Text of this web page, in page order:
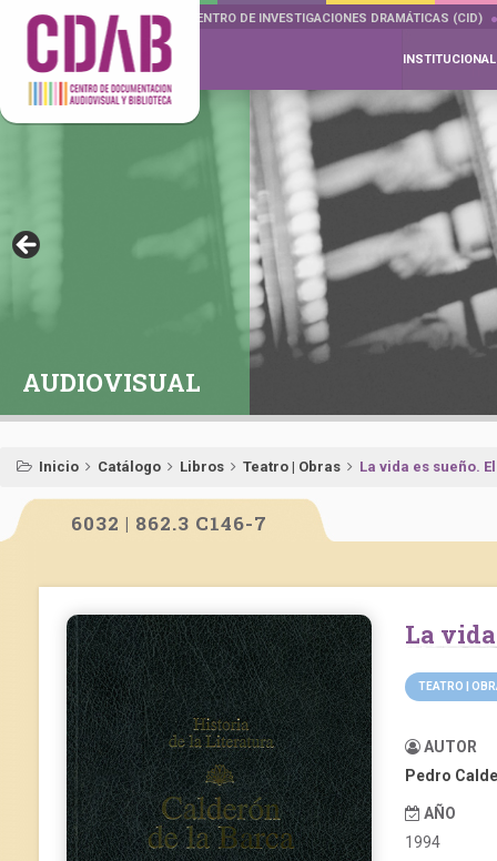
DOCUMENTA DRAMÁTICAS CENTRO DE INVESTIGACIONES DRAMÁTICAS (CID)
INSTITUCIONAL
AUDIOVISUAL
Inicio Catálogo Libros Teatro | Obras La vida es sueño.
6032 | 862.3 C146-7
La
TEATRO |
AUTOR
Pedro
AÑO
1994